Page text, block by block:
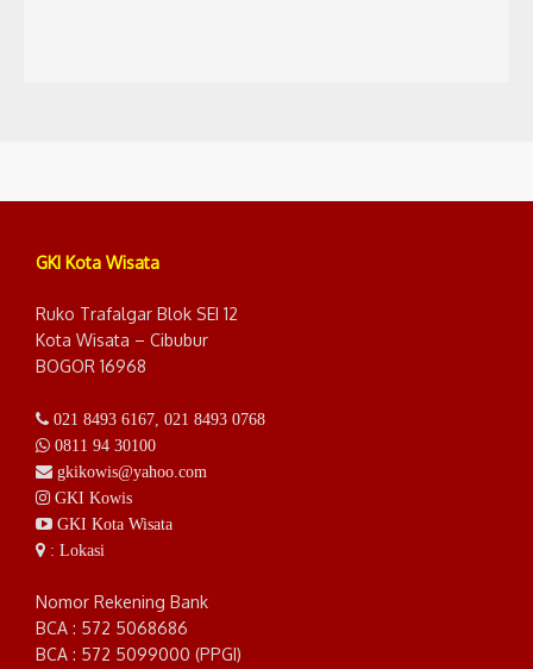
GKI Kota Wisata
Ruko Trafalgar Blok SEI 12
Kota Wisata – Cibubur
BOGOR 16968
021 8493 6167 021 8493 0768
0811 94 30100
gkikowis@yahoo.com
GKI Kowis
GKI Kota Wisata
: Lokasi
Nomor Rekening Bank
BCA : 572 5068686
BCA : 572 5099000 (PPGI)